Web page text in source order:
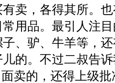
有卖，各得其所。
用品。最引人注
、驴、牛羊等，
的。不过二叔告
卖的，还得上级